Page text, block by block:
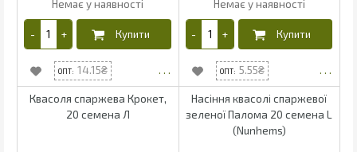
14.15 5.55
Квасоля спаржева Крокет,
20 семена Л
Насіння квасолі спаржевої
зеленої Палома 20 семена L
(Nunhems)